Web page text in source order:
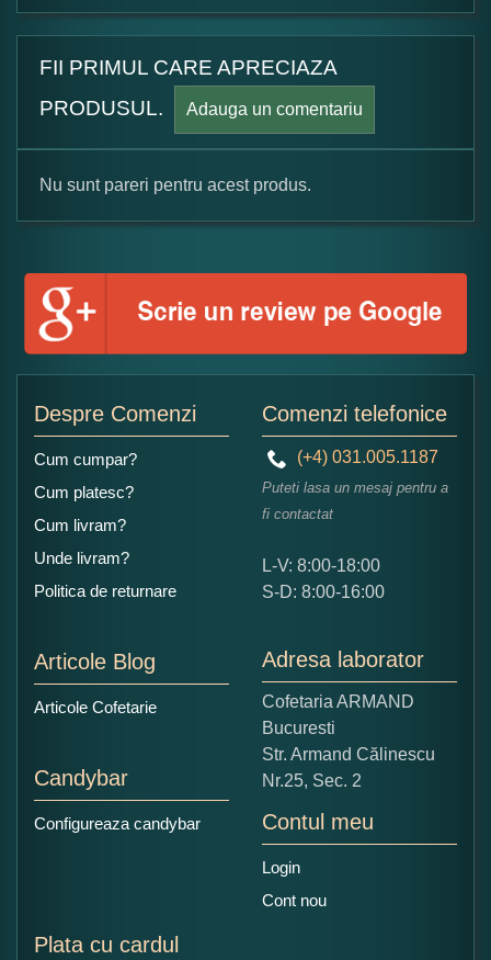
FII PRIMUL CARE APRECIAZA
PRODUSUL.
Adauga un comentariu
Formular pareri client
Numele dumneavoastra:
Ce nota acordati acestui produs?
5
Copiati alaturi numarul din imagine:
Nu sunt pareri pentru acest produs.
Despre Comenzi
Cum cumpar?
Cum platesc?
Cum livram?
Unde livram?
Politica de returnare
Articole Blog
Articole Cofetarie
Candybar
Configureaza candybar
Comenzi telefonice
(+4) 031.005.1187
Puteti lasa un mesaj pentru a
fi contactat
L-V: 8:00-18:00
S-D: 8:00-16:00
Adresa laborator
Cofetaria ARMAND
Bucuresti
Str. Armand Călinescu
Nr.25, Sec. 2
Contul meu
Login
Cont nou
Plata cu cardul